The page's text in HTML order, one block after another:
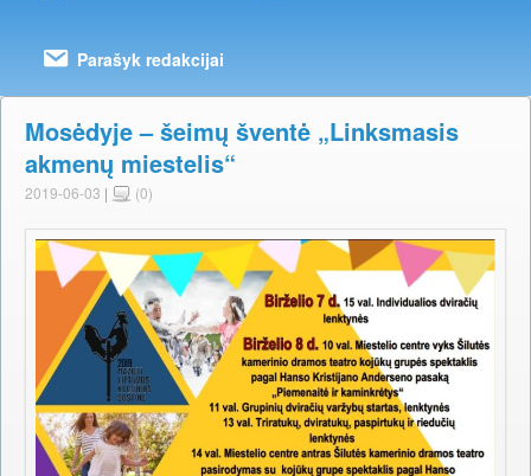
Parašyk redakcijai
Mosėdyje – šeimų šventė „Linksmasis
akmenų miestelis“
2019-06-03 | (0)